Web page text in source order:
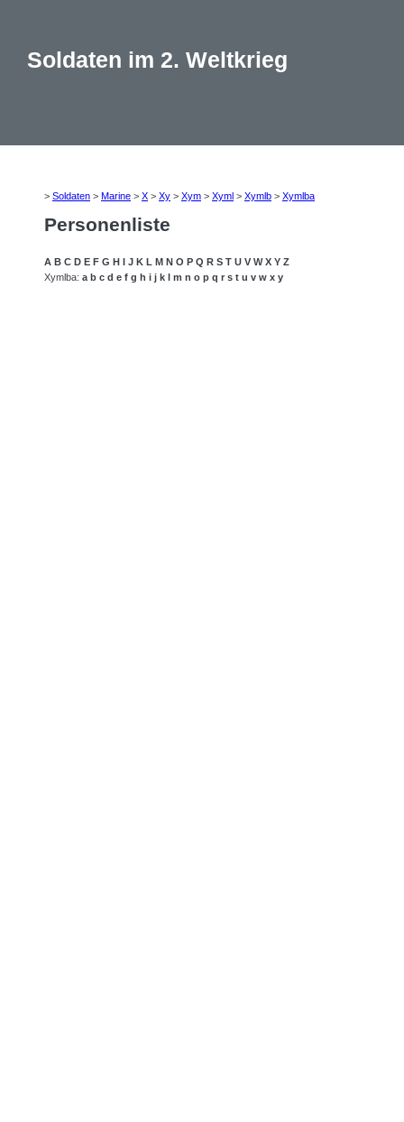
Soldaten im 2. Weltkrieg
> Soldaten > Marine > X > Xy > Xym > Xyml > Xymlb > Xymlba
Personenliste
A B C D E F G H I J K L M N O P Q R S T U V W X Y Z
Xymlba: a b c d e f g h i j k l m n o p q r s t u v w x y